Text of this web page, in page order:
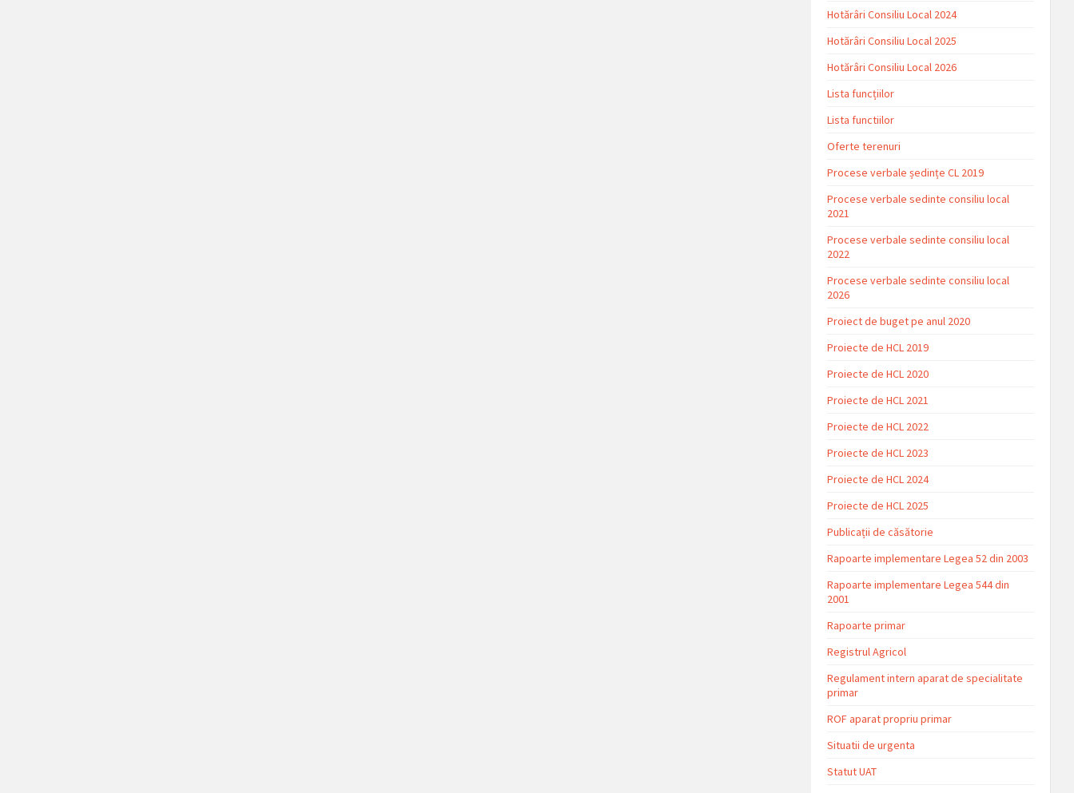
Hotărâri Consiliu Local 2024
Hotărâri Consiliu Local 2025
Hotărâri Consiliu Local 2026
Lista funcțiilor
Lista functiilor
Oferte terenuri
Procese verbale ședințe CL 2019
Procese verbale sedinte consiliu local
2021
Procese verbale sedinte consiliu local
2022
Procese verbale sedinte consiliu local
2026
Proiect de buget pe anul 2020
Proiecte de HCL 2019
Proiecte de HCL 2020
Proiecte de HCL 2021
Proiecte de HCL 2022
Proiecte de HCL 2023
Proiecte de HCL 2024
Proiecte de HCL 2025
Publicații de căsătorie
Rapoarte implementare Legea 52 din 2003
Rapoarte implementare Legea 544 din
2001
Rapoarte primar
Registrul Agricol
Regulament intern aparat de specialitate
primar
ROF aparat propriu primar
Situatii de urgenta
Statut UAT